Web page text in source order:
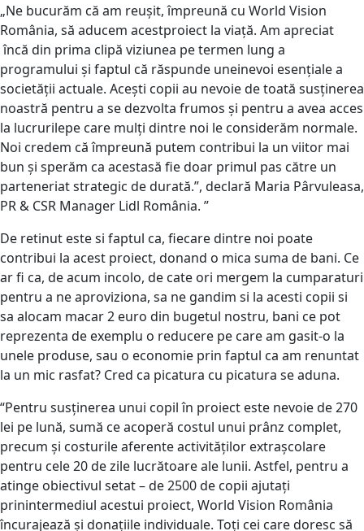
„Ne bucurăm că am reușit, împreună cu World Vision
România, să aducem acestproiect la viață. Am apreciat
încă din prima clipă viziunea pe termen lung a
programului și faptul că răspunde uneinevoi esențiale a
societății actuale. Acești copii au nevoie de toată susținerea
noastră pentru a se dezvolta frumos și pentru a avea acces
la lucrurilepe care mulți dintre noi le considerăm normale.
Noi credem că împreună putem contribui la un viitor mai
bun și sperăm ca acestasă fie doar primul pas către un
parteneriat strategic de durată.”, declară Maria Pârvuleasa,
PR & CSR Manager Lidl România. ”
De retinut este si faptul ca, fiecare dintre noi poate
contribui la acest proiect, donand o mica suma de bani. Ce
ar fi ca, de acum incolo, de cate ori mergem la cumparaturi
pentru a ne aproviziona, sa ne gandim si la acesti copii si
sa alocam macar 2 euro din bugetul nostru, bani ce pot
reprezenta de exemplu o reducere pe care am gasit-o la
unele produse, sau o economie prin faptul ca am renuntat
la un mic rasfat? Cred ca picatura cu picatura se aduna.
“Pentru susținerea unui copil în proiect este nevoie de 270
lei pe lună, sumă ce acoperă costul unui prânz complet,
precum și costurile aferente activităților extrașcolare
pentru cele 20 de zile lucrătoare ale lunii. Astfel, pentru a
atinge obiectivul setat – de 2500 de copii ajutați
prinintermediul acestui proiect, World Vision România
încurajează și donațiile individuale. Toți cei care doresc să